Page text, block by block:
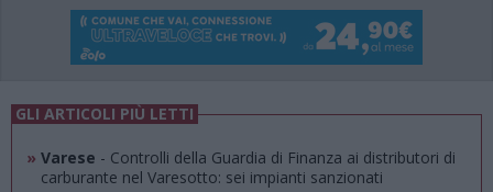
GLI ARTICOLI PIÙ LETTI
» Varese - Controlli della Guardia di Finanza ai distributori di
carburante nel Varesotto: sei impianti sanzionati